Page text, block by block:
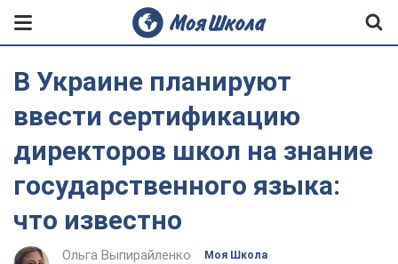
В Украине планируют
ввести сертификацию
директоров школ на знание
государственного языка:
что известно
Ольга Выпирайленко Моя Школа